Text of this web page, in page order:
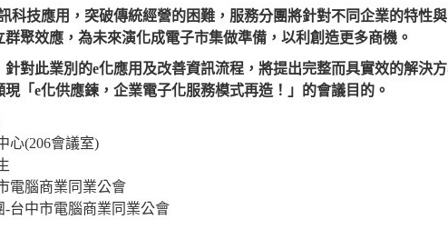
科技應用，突破傳統經營的困難，服務分團將針對不同企業的特性
群聚效應，為未來演化成電子市集做準備，以利創造更多商機。
對此業別的e化應用及改善資訊流程，將提出完整而具實效的解決
「e化供應鍊，企業電子化服務模式再造！」的會議目的。
心(206會議室)
電腦商業同業公會
台中市電腦商業同業公會